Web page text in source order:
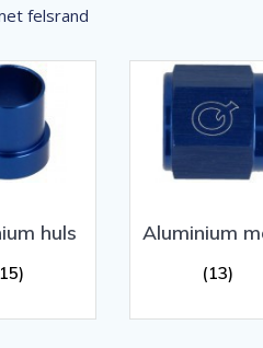
felsrand
huls Aluminium
(13)